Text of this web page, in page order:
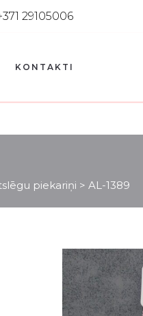
29105006
KONTAKTI
piekariņi > AL-1389